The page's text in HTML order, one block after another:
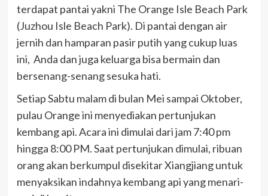
terdapat pantai yakni The Orange Isle Beach Park
(Juzhou Isle Beach Park). Di pantai dengan air
jernih dan hamparan pasir putih yang cukup luas
ini, Anda dan juga keluarga bisa bermain dan
bersenang-senang sesuka hati.
Setiap Sabtu malam di bulan Mei sampai Oktober,
pulau Orange ini menyediakan pertunjukan
kembang api. Acara ini dimulai dari jam 7:40 pm
hingga 8:00 PM. Saat pertunjukan dimulai, ribuan
orang akan berkumpul disekitar Xiangjiang untuk
menyaksikan indahnya kembang api yang menari-